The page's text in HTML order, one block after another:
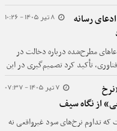
8 تیر 1405 - 10:26
رسانه
مطرح‌شده درباره دخالت در
تأکید کرد تصمیم‌گیری در این
بانک‌هاست.
7 تیر 1405 - 07:37
از نگاه سیف
که تداوم نرخ‌‌های سود غیرواقعی نه